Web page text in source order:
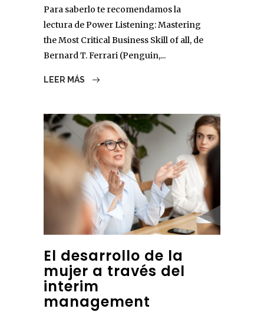
Para saberlo te recomendamos la
lectura de Power Listening: Mastering
the Most Critical Business Skill of all, de
Bernard T. Ferrari (Penguin,...
LEER MÁS
El desarrollo de la
mujer a través del
interim
management